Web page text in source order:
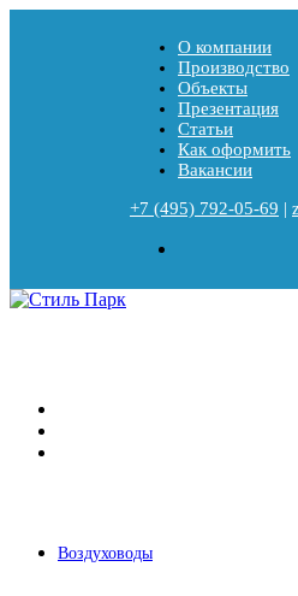
О компании
Производство
Объекты
Презентация
Статьи
Как оформить
Вакансии
+7 (495) 792-05-69 |
Воздуховоды